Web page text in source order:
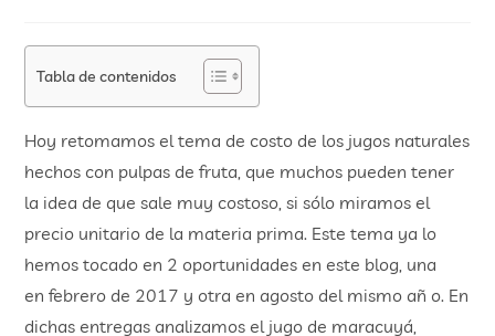
Tabla de contenidos
Hoy retomamos el tema de costo de los jugos naturales
hechos con pulpas de fruta, que muchos pueden tener
la idea de que sale muy costoso, si sólo miramos el
precio unitario de la materia prima. Este tema ya lo
hemos tocado en 2 oportunidades en este blog, una
en febrero de 2017 y otra en agosto del mismo añ o. En
dichas entregas analizamos el jugo de maracuyá,